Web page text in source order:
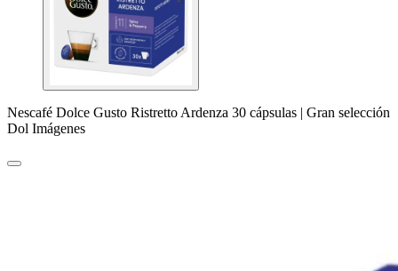
Nescafé Dolce Gusto Ristretto Ardenza 30 cápsulas | Gran selección
Dol Imágenes